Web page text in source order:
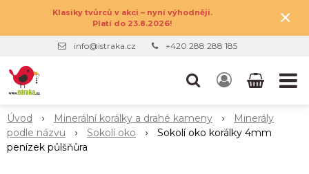
Klasiky tvůrců v akci – nyní výhodněji.
Platí do 23.8.2026!
×
info@istraka.cz +420 288 288 185
Úvod Minerální korálky a drahé kameny
Minerály
podle názvu
Sokolí oko
Sokolí oko korálky 4mm
penízek půlšňůra